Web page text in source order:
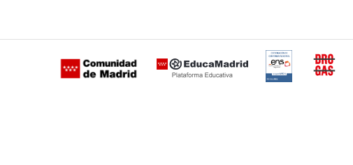
CertificaciónBuzón